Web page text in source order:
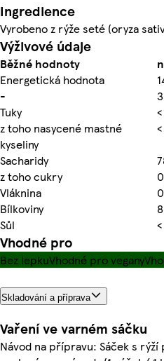
Ingredience
Vyrobeno z rýže seté (oryza
Výživové údaje
Běžné hodnoty
Energetická hodnota
-
Tuky
z toho nasycené mastné
kyseliny
Sacharidy
z toho cukry
Vláknina
Bílkoviny
Sůl
Vhodné pro
Bez lepkuVhodné pro vegany
Skladování a příprava
Vaření ve varném sáčku
Návod na přípravu: Sáček s